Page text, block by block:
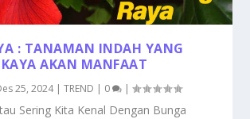
: TANAMAN INDAH YANG
AKAN MANFAAT
25, 2024|TREND | 0 |
Sering Kita Kenal Dengan Bunga